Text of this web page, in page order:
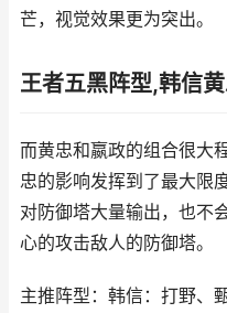
芒，视觉效果更为突出。
王者五黑阵型,韩信
而黄忠和嬴政的组合很大
忠的影响发挥到了最大限
对防御塔大量输出，也不
心的攻击敌人的防御塔。
主推阵型：韩信：打野、